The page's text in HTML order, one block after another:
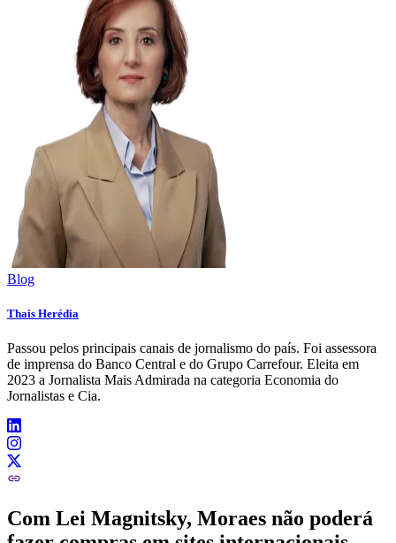
Blog
Thais Herédia
Passou pelos principais canais de jornalismo do país. Foi assessora
de imprensa do Banco Central e do Grupo Carrefour. Eleita em
2023 a Jornalista Mais Admirada na categoria Economia do
Jornalistas e Cia.
Com Lei Magnitsky, Moraes não poderá